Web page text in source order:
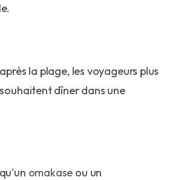
la plage, les voyageurs plus
dîner dans une
omakase ou un